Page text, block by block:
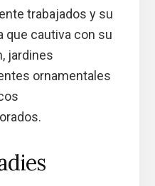
trabajados y su
que cautiva con su
jardines
ornamentales